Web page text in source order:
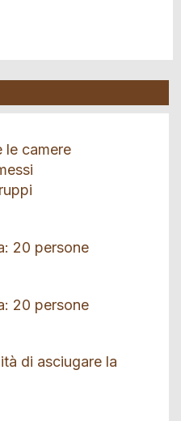
le camere
20 persone
20 persone
di asciugare la